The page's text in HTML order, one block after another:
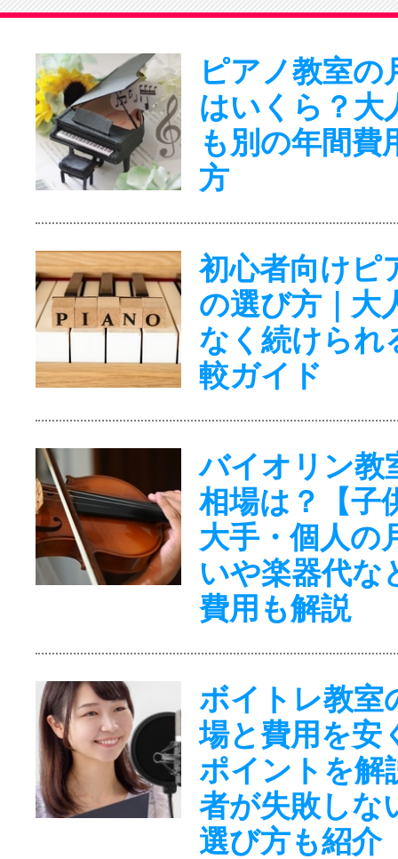
ピアノ教室の
はいくら？大
も別の年間費
方
初心者向けピ
の選び方｜大
なく続けられ
較ガイド
バイオリン教
相場は？【子
大手・個人の
いや楽器代な
費用も解説
ボイトレ教室
場と費用を安
ポイントを解
者が失敗しな
選び方も紹介